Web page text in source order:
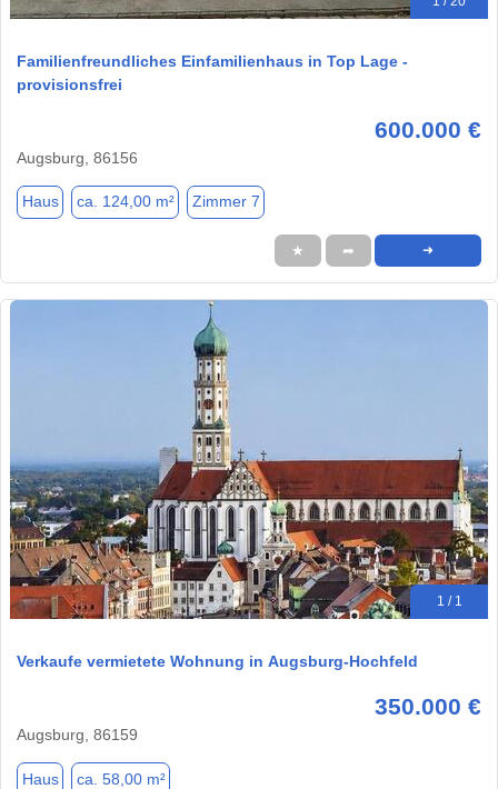
Familienfreundliches Einfamilienhaus in Top Lage -
provisionsfrei
600.000 €
Augsburg, 86156
Haus ca. 124,00 m² Zimmer 7
★ ➦ ➜
1 / 1
Verkaufe vermietete Wohnung in Augsburg-Hochfeld
350.000 €
Augsburg, 86159
Haus ca. 58,00 m²